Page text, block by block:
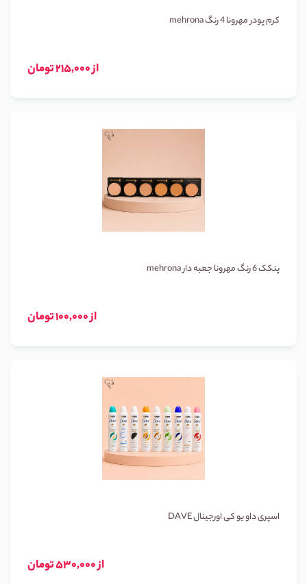
کرم پودر مهرونا 4 رنگ mehrona
از 215,000 تومان
پنکک 6 رنگ مهرونا جعبه دار mehrona
از 100,000 تومان
اسپری داو یو کی اورجینال DAVE
از 530,000 تومان